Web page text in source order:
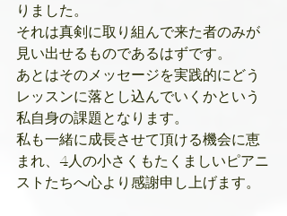
りました。
それは真剣に取り組んで来た者のみが
見い出せるものであるはずです。
あとはそのメッセージを実践的にどう
レッスンに落とし込んでいくかという
私自身の課題となります。
私も一緒に成長させて頂ける機会に恵
まれ、4人の小さくもたくましいピアニ
ストたちへ心より感謝申し上げます。